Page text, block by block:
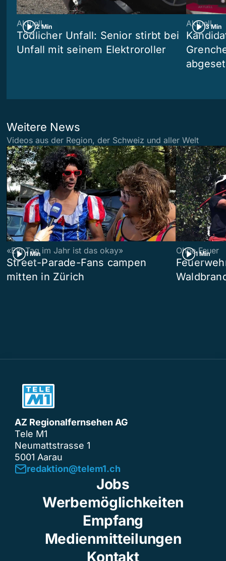
2 Min
Aktuell
Tödlicher Unfall: Senior stirbt bei
Unfall mit seinem Elektroroller
3 Min
Aktuell
Weitere News
Videos aus der Region, der Schweiz und aller Welt
1 Min
«Ein Tag im Jahr ist das okay»
Street-Parade-Fans campen
mitten in Zürich
1 Min
Ohne Feuer
AZ Regionalfernsehen AG
Tele M1
Neumattstrasse 1
5001 Aarau
redaktion@telem1.ch
Jobs
Werbemöglichkeiten
Empfang
Medienmitteilungen
Kontakt